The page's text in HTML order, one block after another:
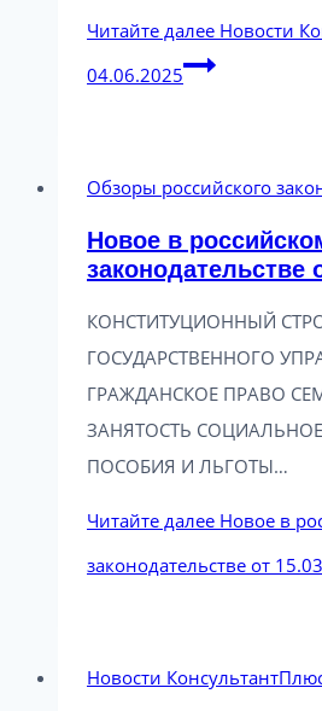
Читайте далее Новости
04.06.2025
Обзоры российского
Новое в
законодательстве
КОНСТИТУЦИОННЫЙ
ГОСУДАРСТВЕННОГО
ГРАЖДАНСКОЕ ПРАВО
ЗАНЯТОСТЬ
ПОСОБИЯ И ЛЬГОТЫ…
Читайте далее Новое в
законодательстве от
Новости